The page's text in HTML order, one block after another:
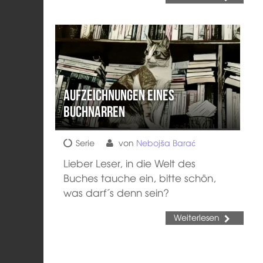
Aufzeichnungen eines
Buchnarren
Serie von Nebojša Barać
Lieber Leser, in die Welt des
Buches tauche ein, bitte schön,
was darf´s denn sein?
Weiterlesen